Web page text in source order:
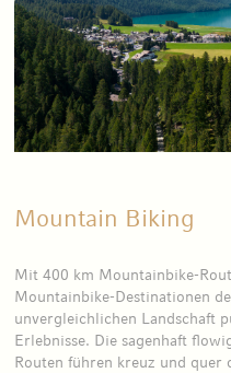
Mountain Biking
Mit 400 km Mountainbike-
Mountainbike-Destinationen
unvergleichlichen Landschaft
Erlebnisse. Die sagenhaft
Routen führen kreuz und quer